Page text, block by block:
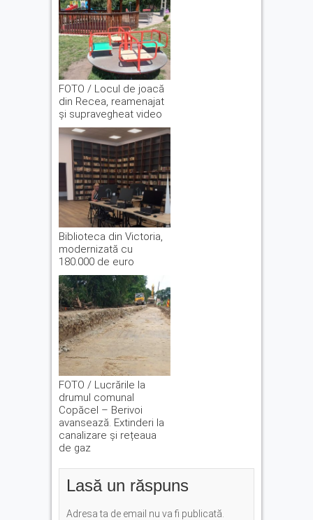
FOTO / Locul de joacă
din Recea, reamenajat
și supravegheat video
Biblioteca din Victoria,
modernizată cu
180.000 de euro
FOTO / Lucrările la
drumul comunal
Copăcel – Berivoi
avansează. Extinderi la
canalizare și rețeaua
de gaz
Lasă un răspuns
Adresa ta de email nu va fi publicată.